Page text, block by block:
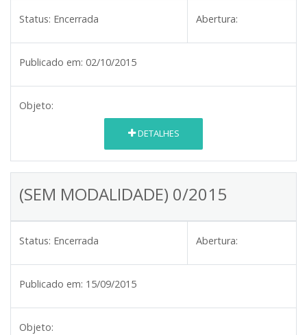
Status: Encerrada Abertura:
Publicado em: 02/10/2015
Objeto:
DETALHES
(SEM MODALIDADE) 0/2015
Status: Encerrada Abertura:
Publicado em: 15/09/2015
Objeto: